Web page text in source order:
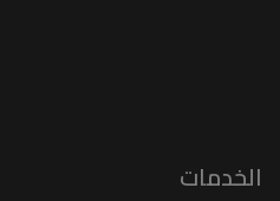
الخدمات